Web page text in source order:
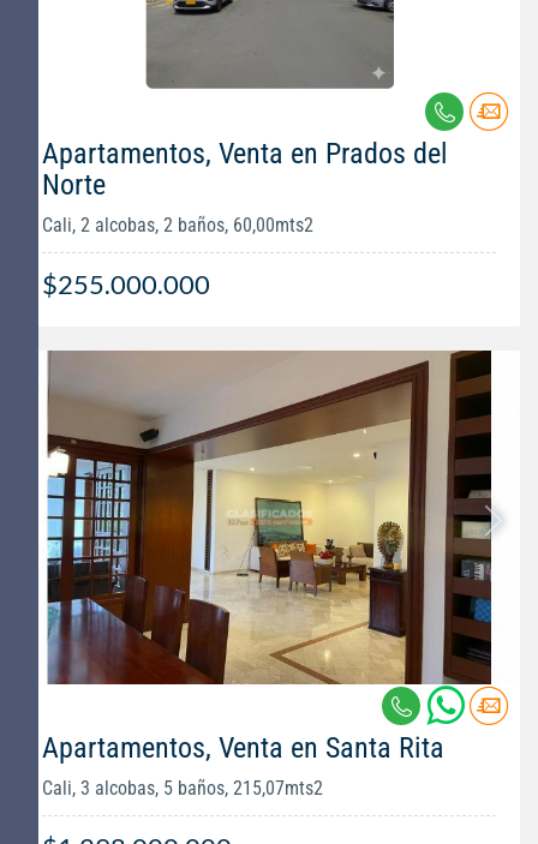
Apartamentos, Venta en Prados del
Norte
Cali, 2 alcobas, 2 baños, 60,00mts2
$255.000.000
Apartamentos, Venta en Santa Rita
Cali, 3 alcobas, 5 baños, 215,07mts2